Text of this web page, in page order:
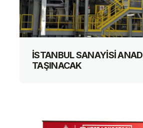
İSTANBUL SANAYİSİ
TAŞINACAK